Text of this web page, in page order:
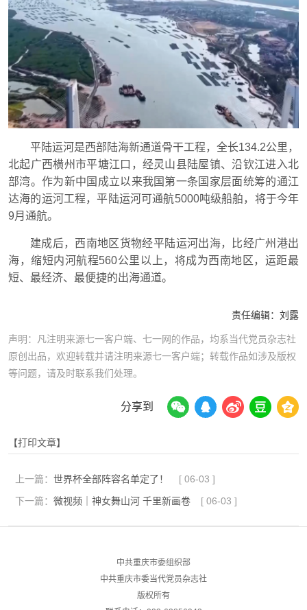
平陆运河是西部陆海新通道骨干工程，全长134.2公里，
北起广西横州市平塘江口，经灵山县陆屋镇、沿钦江进入北
部湾。作为新中国成立以来我国第一条国家层面统筹的通江
达海的运河工程，平陆运河可通航5000吨级船舶，将于今年
9月通航。
建成后，西南地区货物经平陆运河出海，比经广州港出
海，缩短内河航程560公里以上，将成为西南地区，运距最
短、最经济、最便捷的出海通道。
责任编辑： 刘露
声明：凡注明来源七一客户端、七一网的作品，均系当代党员杂志社
原创出品，欢迎转载并请注明来源七一客户端；转载作品如涉及版权
等问题，请及时联系我们处理。
分享到
【打印文章】
上一篇： 世界杯全部阵容名单定了！ [ 06-03 ]
下一篇： 微视频｜神女舞山河 千里新画卷 [ 06-03 ]
中共重庆市委组织部
中共重庆市委当代党员杂志社
版权所有